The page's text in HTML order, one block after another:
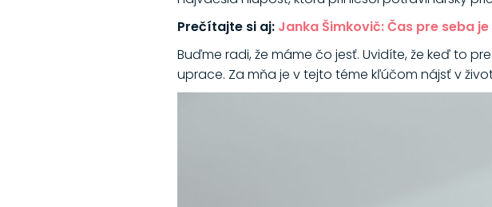
Prečítajte si aj: Janka Šimkovič: Čas pre seba
Buďme radi, že máme čo jesť. Uvidíte, že keď to
uprace. Za mňa je v tejto téme kľúčom nájsť v